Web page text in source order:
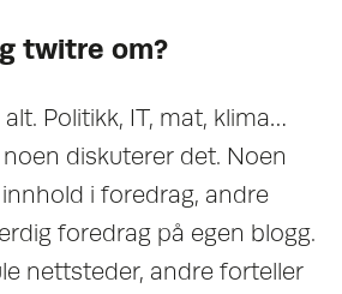
twitre om?
Politikk, IT, mat, klima…
diskuterer det. Noen
i foredrag, andre
foredrag på egen blogg.
nettsteder, andre forteller